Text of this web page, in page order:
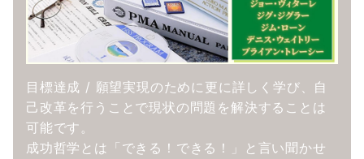
目標達成 / 願望実現のために更に詳しく学び、自
己改革を行うことで現状の問題を解決することは
可能です。
成功哲学とは「できる！できる！」と言い聞かせ